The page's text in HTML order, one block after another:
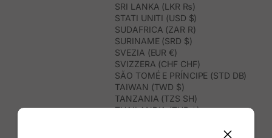
SRI LANKA (LKR ₨)
STATI UNITI (USD $)
SUDAFRICA (ZAR R)
SURINAME (SRD $)
SVEZIA (EUR €)
SVIZZERA (CHF CHF)
SÃO TOMÉ E PRÍNCIPE (STD DB)
TAIWAN (TWD $)
TANZANIA (TZS SH)
THAILANDIA (THB ฿)